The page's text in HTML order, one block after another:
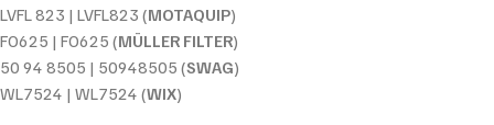
LVFL 823 | LVFL823 (MOTAQUIP)
FO625 | FO625 (MÜLLER FILTER)
50 94 8505 | 50948505 (SWAG)
WL7524 | WL7524 (WIX)